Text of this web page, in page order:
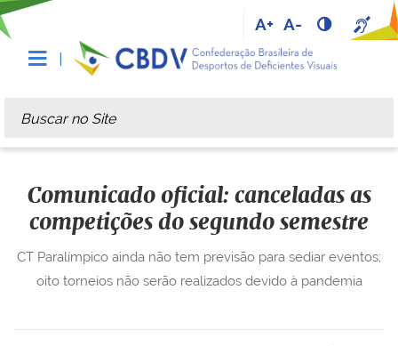
A+ A-
Busca
Busca Avançada…
Comunicado oficial: canceladas as
competições do segundo semestre
CT Paralímpico ainda não tem previsão para sediar eventos;
oito torneios não serão realizados devido à pandemia